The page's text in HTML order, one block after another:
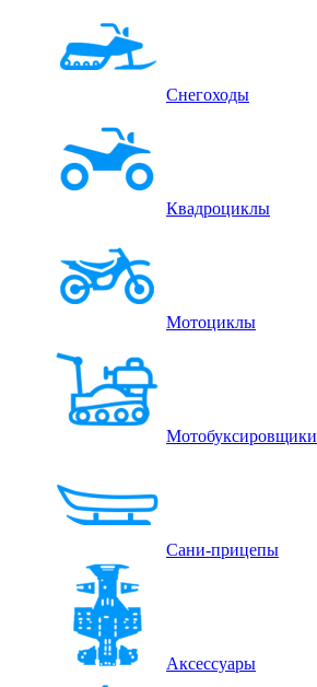
Снегоходы
Квадроциклы
Мотоциклы
Мотобуксировщики
Сани-прицепы
Аксессуары